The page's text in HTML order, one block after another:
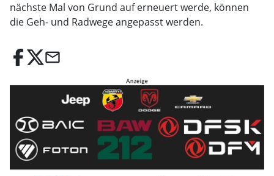
nächste Mal von Grund auf erneuert werde, können
die Geh- und Radwege angepasst werden.
email